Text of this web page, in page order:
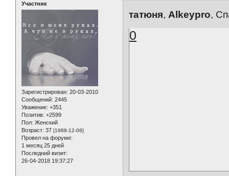
Участник
Зарегистрирован: 20-03-2010
Сообщений: 2445
Уважение: +351
Позитив: +2599
Пол: Женский
Возраст: 37 [1988-12-06]
Провел на форуме:
1 месяц 25 дней
Последний визит:
26-04-2018 19:37:27
татюня, Alkeypro,
0